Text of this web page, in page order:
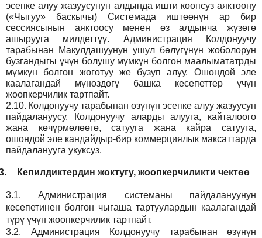
эсепке алуу жазуусунун алдында ишти коопсуз аяктоону
(«Чыгуу» баскычы) Системада иштөөнүн ар бир
сессиясынын аяктоосу менен өз алдынча жүзөгө
ашырууга милдеттүү. Администрация Колдонуучу
тарабынан Макулдашуунун ушул бөлүгүнүн жоболорун
бузгандыгы үчүн болушу мүмкүн болгон маалымататрды
мүмкүн болгон жоготуу же бузуп алуу. Ошондой эле
каалагандай мүнөздөгү башка кесепеттер үчүн
жоопкерчилик тартпайт.
2.10. Колдонуучу тарабынан өзүнүн эсепке алуу жазуусун
пайдалануусу. Колдонуучу аларды алууга, кайталоого
жана көчүрмөлөөгө, сатууга жана кайра сатууга,
ошондой эле кандайдыр-бир коммерциялык максаттарда
пайдаланууга укуксуз.
Кепилдиктердин жоктугу, жоопкерчиликти чектөө
3.1.Администрация системаны пайдалануунун
кесепетинен болгон чыгаша тартуулардын каалагандай
түрү үчүн жоопкерчилик тартпайт.
3.2. Администрация
Колдонуучу тарабынан өзүнүн